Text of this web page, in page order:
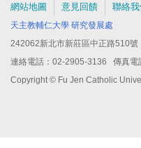
網站地圖 意見回饋 聯絡
天主教輔仁大學 研究發展處
242062新北市新莊區中正路510號
連絡電話：02-2905-3136 傳真
Copyright © Fu Jen Catholic